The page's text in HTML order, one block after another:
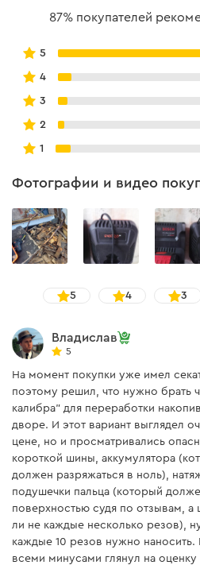
Скорость холостого хода
Габаритные размеры
Диаметр реза
Максимальная скорость
цепи
Зарядное устройство
Частота сети
Вес
Допустимая температура
для зарядки АКБ
Отверстия для крепления
на стену
87% покупателей
5
4
3
2
1
Фотографии и видео
5 4 3
Владислав
5
На момент покупки уже имел
поэтому решил, что нужно брать
калибра" для переработки
дворе. И этот вариант выглядел
цене, но и просматривались
короткой шины, аккумулятора
должен разряжаться в ноль),
подушечки пальца (который
поверхностью судя по отзывам, а
ли не каждые несколько резов),
каждые 10 резов нужно
всеми минусами глянул на